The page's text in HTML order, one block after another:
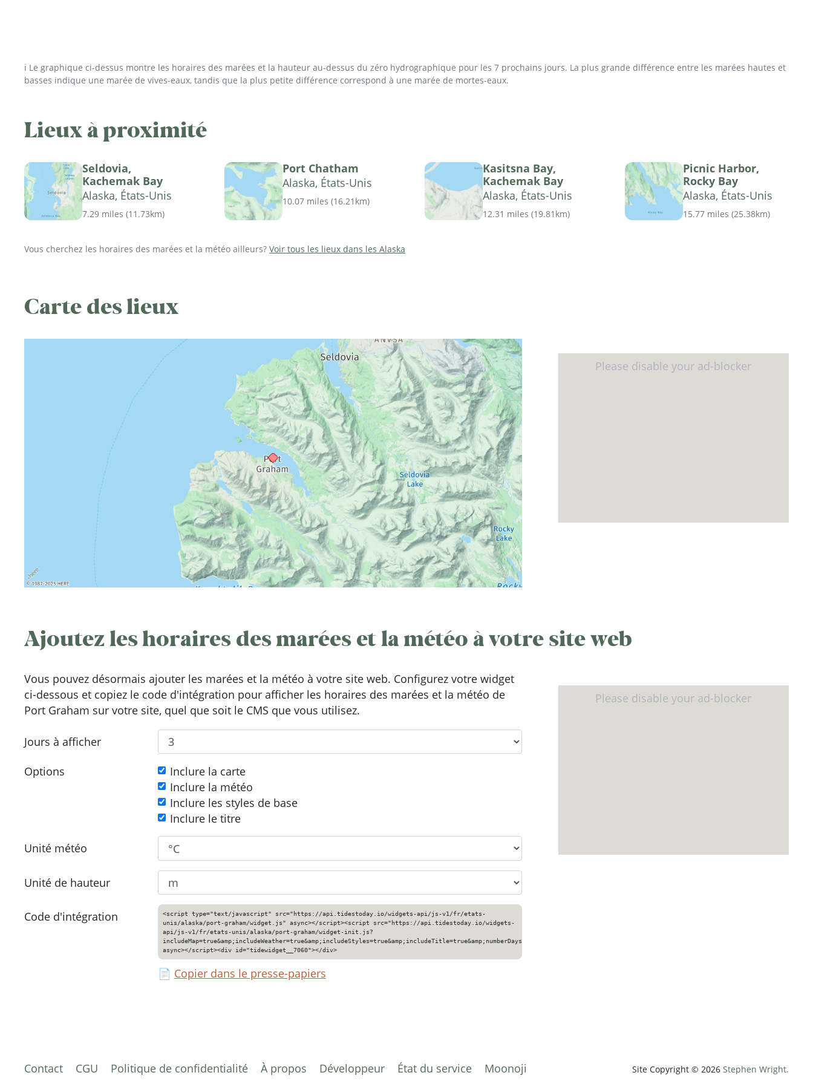
ℹ️ Le graphique ci-dessus montre les horaires des marées et la hauteur au-dessus du zéro hydrographique pour les 7 prochains jours. La plus grande différence entre les marées hautes et
basses indique une marée de vives-eaux, tandis que la plus petite différence correspond à une marée de mortes-eaux.
Lieux à proximité
Seldovia,
Kachemak Bay
Alaska, États-Unis
7.29 miles (11.73km)
Port Chatham
Alaska, États-Unis
10.07 miles (16.21km)
Kasitsna Bay,
Kachemak Bay
Alaska, États-Unis
12.31 miles (19.81km)
Picnic Harbor,
Rocky Bay
Alaska, États-Unis
15.77 miles (25.38km)
Vous cherchez les horaires des marées et la météo ailleurs? Voir tous les lieux dans les Alaska
Carte des lieux
Ajoutez les horaires des marées et la météo à votre site web
Vous pouvez désormais ajouter les marées et la météo à votre site web. Configurez votre widget
ci-dessous et copiez le code d'intégration pour afficher les horaires des marées et la météo de
Port Graham sur votre site, quel que soit le CMS que vous utilisez.
Jours à afficher
Options
Inclure la carte
Inclure la météo
Inclure les styles de base
Inclure le titre
Unité météo
Unité de hauteur
Code d'intégration
<script type="text/javascript" src="https://api.tidestoday.io/widgets-api/js-v1/fr/etats-
unis/alaska/port-graham/widget.js" async></script><script src="https://api.tidestoday.io/widgets-
api/js-v1/fr/etats-unis/alaska/port-graham/widget-init.js?
includeMap=true&amp;includeWeather=true&amp;includeStyles=true&amp;includeTitle=true&amp;numberDays=3&amp;weatherUnit=c&amp;heightUnit=m"
async></script><div id="tidewidget__7060"></div>
📄 Copier dans le presse-papiers
Contact CGU Politique de confidentialité À propos Développeur État du service Moonoji Site Copyright © 2026 Stephen Wright.